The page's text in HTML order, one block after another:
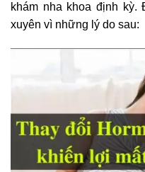
khám nha khoa định
xuyên vì những lý do sau: